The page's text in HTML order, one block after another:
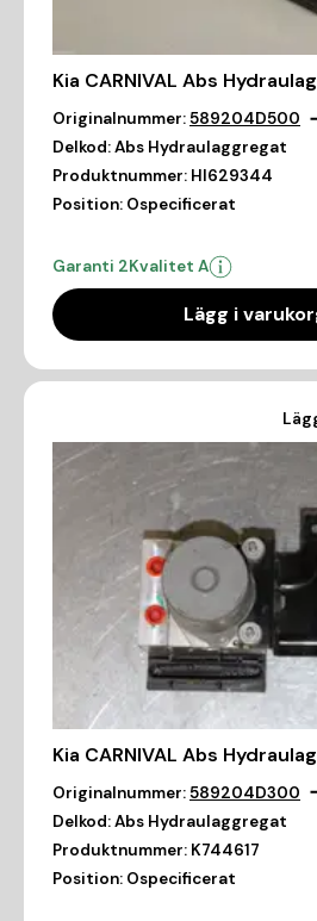
Kia CARNIVAL Abs
Originalnummer:589204D500
Delkod:Abs Hydraulaggregat
Produktnummer: HI629344
Position: Ospecificerat
Garanti 2Kvalitet A
Lägg i
Kia CARNIVAL Abs
Originalnummer:589204D300
Delkod:Abs Hydraulaggregat
Produktnummer: K744617
Position: Ospecificerat